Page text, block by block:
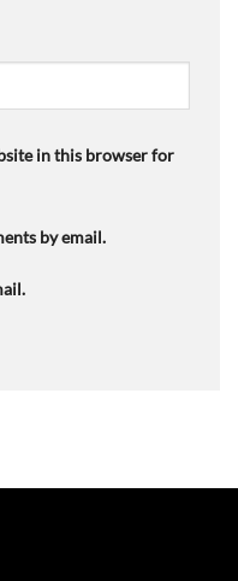
in this browser for
by email.